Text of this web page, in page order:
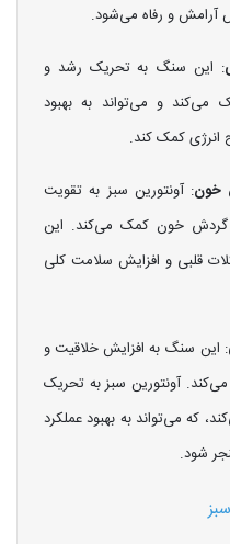
آرامش و رفاه می‌شود.
: این سنگ به تحریک رشد و
می‌کند و می‌تواند به بهبود
کمک کند.
خون: آونتورین سبز به تقویت
گردش خون کمک می‌کند. این
قلبی و افزایش سلامت کلی
: این سنگ به افزایش خلاقیت و
آونتورین سبز به تحریک
که می‌تواند به بهبود عملکرد
شود.